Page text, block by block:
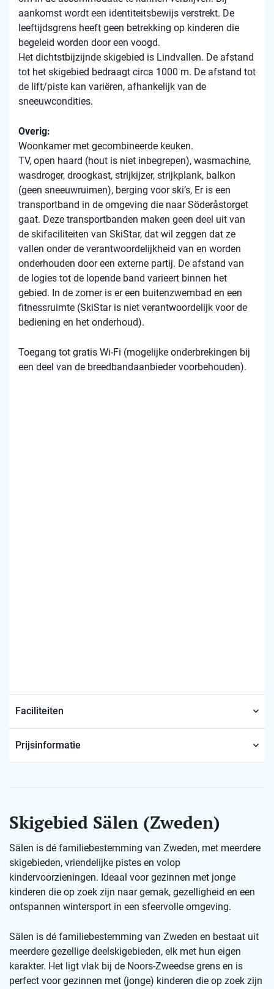
aankomst wordt een identiteitsbewijs verstrekt. De
leeftijdsgrens heeft geen betrekking op kinderen die
begeleid worden door een voogd.
Het dichtstbijzijnde skigebied is Lindvallen. De afstand
tot het skigebied bedraagt ​​circa 1000 m. De afstand tot
de lift/piste kan variëren, afhankelijk van de
sneeuwcondities.
Overig:
Woonkamer met gecombineerde keuken.
TV, open haard (hout is niet inbegrepen), wasmachine,
wasdroger, droogkast, strijkijzer, strijkplank, balkon
(geen sneeuwruimen), berging voor ski’s, Er is een
transportband in de omgeving die naar Söderåstorget
gaat. Deze transportbanden maken geen deel uit van
de skifaciliteiten van SkiStar, dat wil zeggen dat ze
vallen onder de verantwoordelijkheid van en worden
onderhouden door een externe partij. De afstand van
de logies tot de lopende band varieert binnen het
gebied. In de zomer is er een buitenzwembad en een
fitnessruimte (SkiStar is niet verantwoordelijk voor de
bediening en het onderhoud).
Toegang tot gratis Wi-Fi (mogelijke onderbrekingen bij
een deel van de breedbandaanbieder voorbehouden).
Faciliteiten
Prijsinformatie
Skigebied Sälen (Zweden)
Sälen is dé familiebestemming van Zweden, met meerdere
skigebieden, vriendelijke pistes en volop
kindervoorzieningen. Ideaal voor gezinnen met jonge
kinderen die op zoek zijn naar gemak, gezelligheid en een
ontspannen wintersport in een sfeervolle omgeving.
Sälen is dé familiebestemming van Zweden en bestaat uit
meerdere gezellige deelskigebieden, elk met hun eigen
karakter. Het ligt vlak bij de Noors-Zweedse grens en is
perfect voor gezinnen met (jonge) kinderen die op zoek zijn